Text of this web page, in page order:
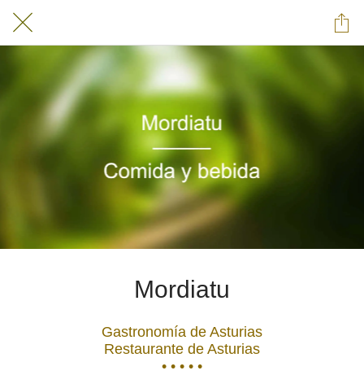
Mordiatu
Gastronomía de Asturias
Restaurante de Asturias
• • • • •